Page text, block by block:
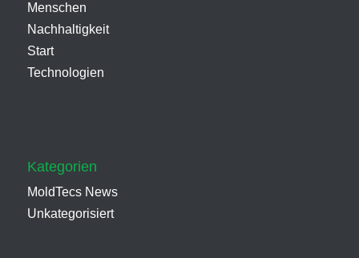
Menschen
Nachhaltigkeit
Start
Technologien
Kategorien
MoldTecs News
Unkategorisiert